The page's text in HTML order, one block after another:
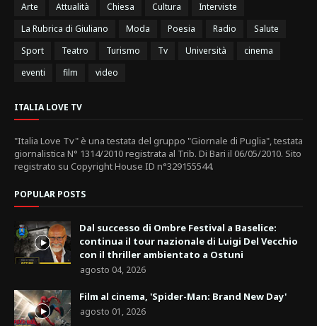
Arte Attualità Chiesa Cultura
Interviste
La Rubrica di Giuliano
Moda Poesia Radio
Salute
Sport
Teatro Turismo Tv Università
cinema
eventi
film video
ITALIA LOVE TV
"Italia Love Tv" è una testata del gruppo "Giornale di Puglia", testata
giornalistica N° 1314/2010 registrata al Trib. Di Bari il 06/05/2010. Sito
registrato su Copyright House ID n°329155544.
POPULAR POSTS
Dal successo di Ombre Festival a Baselice:
continua il tour nazionale di Luigi Del Vecchio
con il thriller ambientato a Ostuni
agosto 04, 2026
Film al cinema, 'Spider-Man: Brand New Day'
agosto 01, 2026